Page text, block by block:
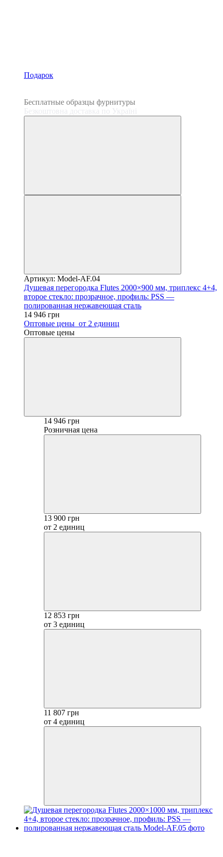
Подарок
Бесплатные образцы фурнитуры
Артикул: Model-AF.04
Душевая перегородка Flutes 2000×900 мм, триплекс 4+4,
второе стекло: прозрачное, профиль: PSS —
полированная нержавеющая сталь
14 946 грн
Оптовые цены от 2 единиц
Оптовые цены
14 946 грн
Розничная цена
13 900 грн
от 2 единиц
12 853 грн
от 3 единиц
11 807 грн
от 4 единиц